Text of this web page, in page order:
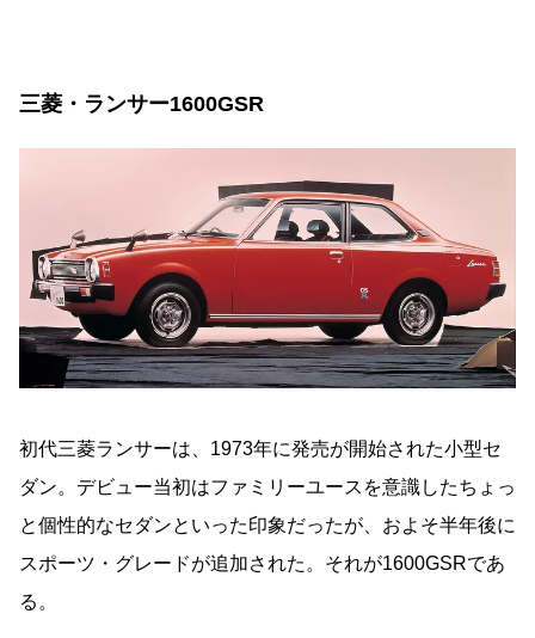
三菱・ランサー1600GSR
初代三菱ランサーは、1973年に発売が開始された小型セ
ダン。デビュー当初はファミリーユースを意識したちょっ
と個性的なセダンといった印象だったが、およそ半年後に
スポーツ・グレードが追加された。それが1600GSRであ
る。